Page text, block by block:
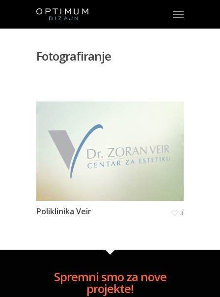
Fotografiranje
Poliklinika Veir 3
Spremni smo za nove
projekte!